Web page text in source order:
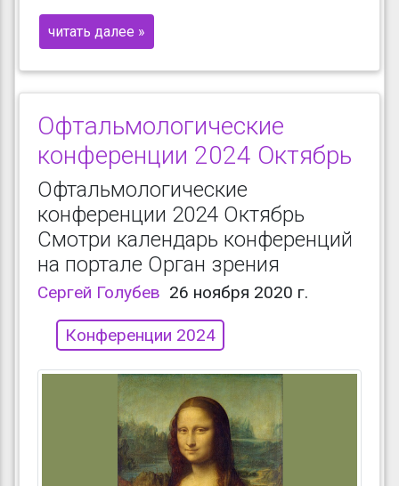
читать далее »
Офтальмологические
конференции 2024 Октябрь
Офтальмологические
конференции 2024 Октябрь
Смотри календарь конференций
на портале Орган зрения
Сергей Голубев 26 ноября 2020 г.
Конференции 2024